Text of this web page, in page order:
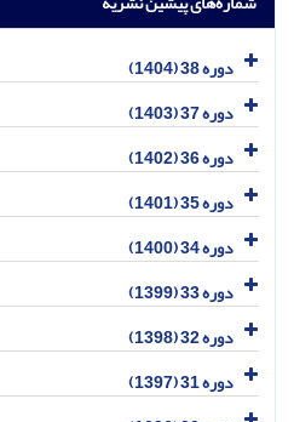
دوره 38 (1404)
دوره 37 (1403)
دوره 36 (1402)
دوره 35 (1401)
دوره 34 (1400)
دوره 33 (1399)
دوره 32 (1398)
دوره 31 (1397)